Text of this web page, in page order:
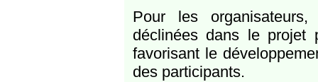
Pour les
déclinées dans le projet
favorisant le
des participants.